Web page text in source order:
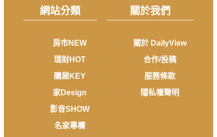
網站分類
房市NEW
理財HOT
購屋KEY
家Design
影音SHOW
名家專欄
關於我們
關於 DailyView
合作/投稿
服務條款
隱私權聲明